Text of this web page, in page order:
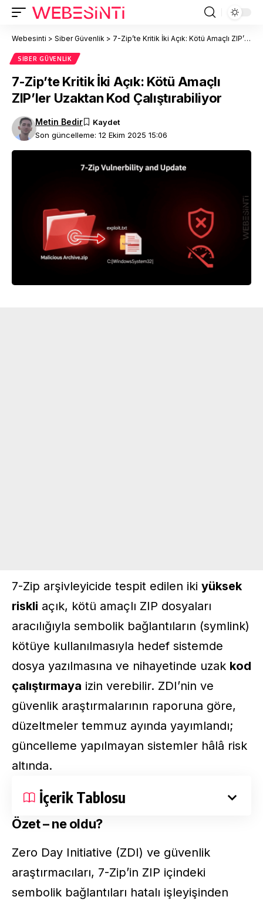
Webesinti > Siber Güvenlik > 7-Zip’te Kritik İki Açık: Kötü Amaçlı ZIP’ler Uzaktan Kod Çalıştırabiliyor
SIBER GÜVENLIK
7-Zip’te Kritik İki Açık: Kötü Amaçlı
ZIP’ler Uzaktan Kod Çalıştırabiliyor
Son güncelleme: 12 Ekim 2025 15:06
Metin Bedir
7-Zip arşivleyicide tespit edilen iki yüksek
riskli açık, kötü amaçlı ZIP dosyaları
aracılığıyla sembolik bağlantıların (symlink)
kötüye kullanılmasıyla hedef sistemde
dosya yazılmasına ve nihayetinde uzak kod
çalıştırmaya izin verebilir. ZDI’nin ve
güvenlik araştırmalarının raporuna göre,
düzeltmeler temmuz ayında yayımlandı;
güncelleme yapılmayan sistemler hâlâ risk
altında.
İçerik Tablosu
Özet – ne oldu?
Zero Day Initiative (ZDI) ve güvenlik
araştırmacıları, 7-Zip’in ZIP içindeki
sembolik bağlantıları hatalı işleyişinden